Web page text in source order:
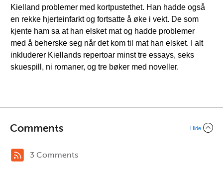
Kielland problemer med kortpustethet. Han hadde også
en rekke hjerteinfarkt og fortsatte å øke i vekt. De som
kjente ham sa at han elsket mat og hadde problemer
med å beherske seg når det kom til mat han elsket. I alt
inkluderer Kiellands repertoar minst tre essays, seks
skuespill, ni romaner, og tre bøker med noveller.
Comments Hide
3 Comments